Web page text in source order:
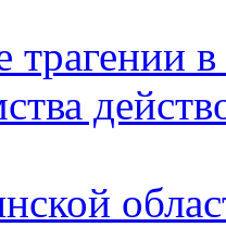
трагении